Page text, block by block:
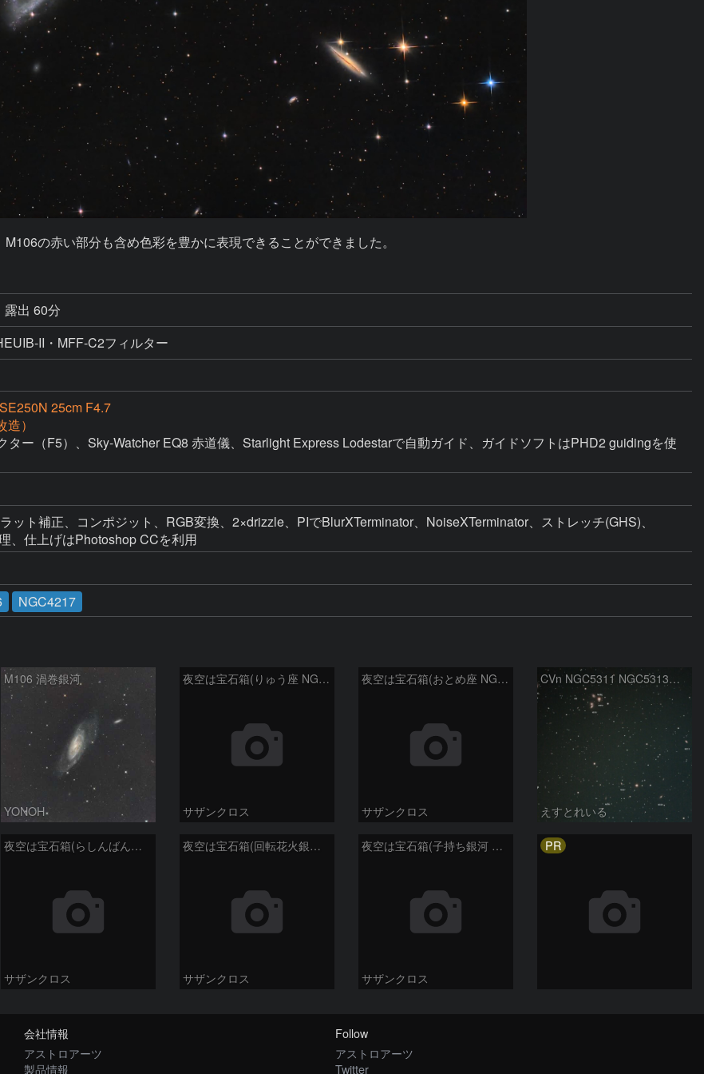
の赤い部分も含め色彩を豊かに表現できることができました。
露出 60分
II・MFF-C2フィルター
SE250N 25cm F4.7
）
ター（F5）、Sky-Watcher EQ8 赤道儀、Starlight Express Lodestarで自動ガイド、ガイドソフトはPHD2 guidingを使
ット補正、コンポジット、RGB変換、2×drizzle、PIでBlurXTerminator、NoiseXTerminator、ストレッチ(GHS)、
、仕上げはPhotoshop CCを利用
NGC4217
M106 渦巻銀河
YONOH
夜空は宝石箱(りゅう座 NGC6503) Seestar50
サザンクロス
夜空は宝石箱(おとめ座 NGC5746) Seestar50
サザンクロス
CVn NGC5311 NGC5313付近
えすとれいる
夜空は宝石箱(らしんばん座 NGC2613) Seestar50
サザンクロス
夜空は宝石箱(回転花火銀河 M101) Seestar50
サザンクロス
夜空は宝石箱(子持ち銀河 M51) Seestar50
サザンクロス
PR
会社情報
アストロアーツ
製品情報
Follow
アストロアーツ
Twitter